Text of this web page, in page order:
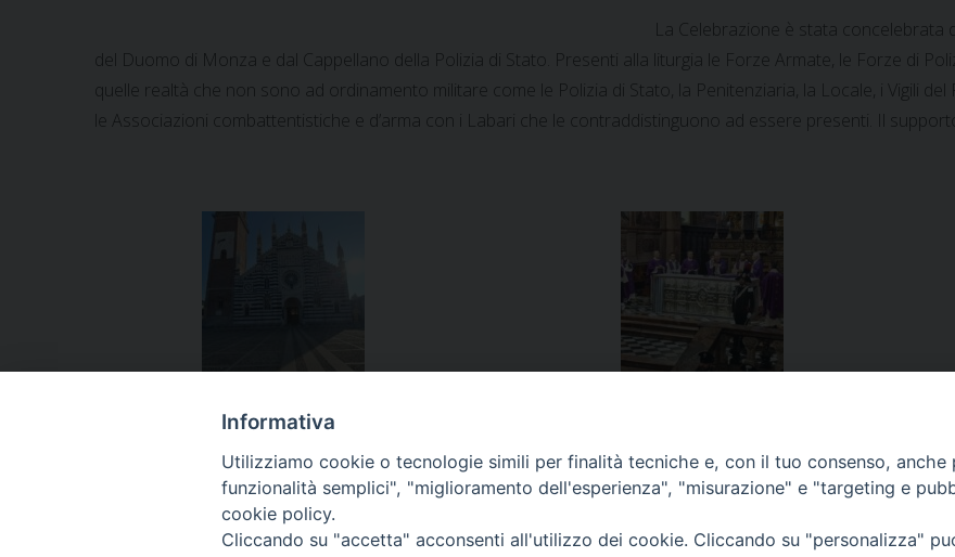
La Celebrazione è stata concelebrata
del Duomo di Monza e dal Cappellano della Polizia di Stato. Presenti alla liturgia le Forze Armate, le Forze di
quelle realtà che non sono ad ordinamento militare come le Polizia di Stato, la Penitenziaria, la Locale, i Vigili
le Associazioni combattentistiche e d’arma con i Labari che le contraddistinguono ad essere presenti. Il
Ad Agrigento precetto pasquale con Mons. Damiano
Informativa
Utilizziamo cookie o tecnologie simili per finalità tecniche e, con il tuo consenso,
funzionalità semplici", "miglioramento dell'esperienza", "misurazione" e "targeting e
cookie policy.
Cliccando su "accetta" acconsenti all'utilizzo dei cookie. Cliccando su "personalizza"